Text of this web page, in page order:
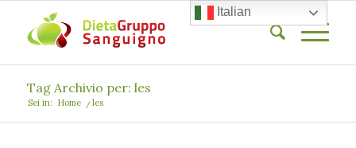
Tag Archivio per: les
Sei in: Home / les
Italian